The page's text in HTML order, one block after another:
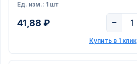
Ед. изм.: 1 шт
41,88 ₽ −
Купить в 1 клик